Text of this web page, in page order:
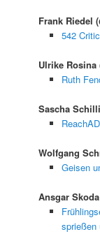
Frank Riedel
542
Ulrike Rosina
Ruth
Sascha
Wolfgang
Geisen
Ansgar